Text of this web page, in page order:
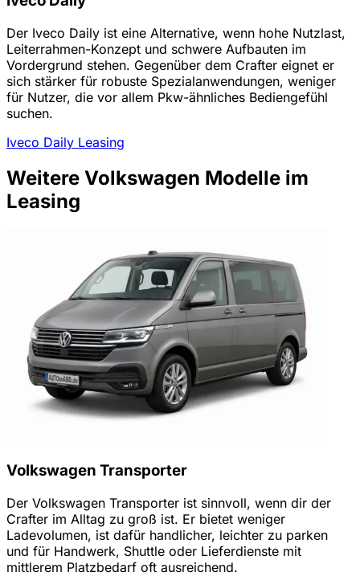
Der Iveco Daily ist eine Alternative, wenn hohe Nutzlast,
Leiterrahmen-Konzept und schwere Aufbauten im
Vordergrund stehen. Gegenüber dem Crafter eignet er
sich stärker für robuste Spezialanwendungen, weniger
für Nutzer, die vor allem Pkw-ähnliches Bediengefühl
suchen.
Iveco Daily Leasing
Weitere Volkswagen Modelle im
Leasing
Volkswagen Transporter
Der Volkswagen Transporter ist sinnvoll, wenn dir der
Crafter im Alltag zu groß ist. Er bietet weniger
Ladevolumen, ist dafür handlicher, leichter zu parken
und für Handwerk, Shuttle oder Lieferdienste mit
mittlerem Platzbedarf oft ausreichend.